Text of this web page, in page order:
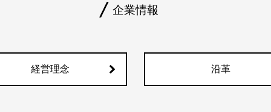
企業情報
経営理念 沿革